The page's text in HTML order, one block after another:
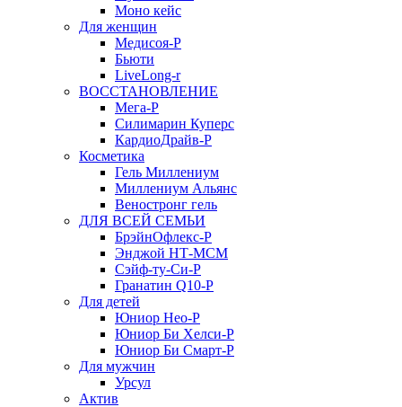
Моно кейс
Для женщин
Медисоя-Р
Бьюти
LiveLong-r
ВОССТАНОВЛЕНИЕ
Мега-Р
Силимарин Куперс
КардиоДрайв-Р
Косметика
Гель Миллениум
Миллениум Альянс
Веностронг гель
ДЛЯ ВСЕЙ СЕМЬИ
БрэйнОфлекс-Р
Энджой НТ-МСМ
Сэйф-ту-Си-Р
Гранатин Q10-Р
Для детей
Юниор Нео-Р
Юниор Би Хелси-Р
Юниор Би Смарт-Р
Для мужчин
Урсул
Актив